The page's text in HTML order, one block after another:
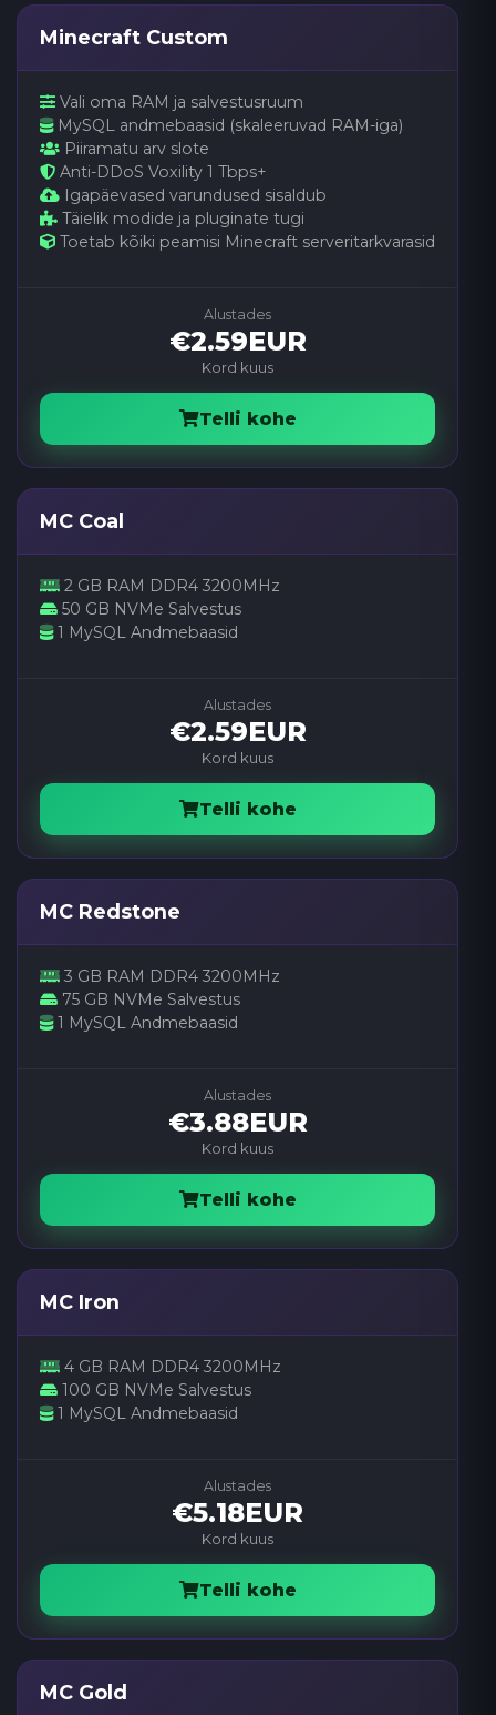
Minecraft Custom
Vali oma RAM ja salvestusruum
MySQL andmebaasid (skaleeruvad RAM-iga)
Piiramatu arv slote
Anti-DDoS Voxility 1 Tbps+
Igapäevased varundused sisaldub
Täielik modide ja pluginate tugi
Toetab kõiki peamisi Minecraft serveritarkvarasid
Alustades
€2.59EUR
Kord kuus
Telli kohe
MC Coal
2 GB RAM DDR4 3200MHz
50 GB NVMe Salvestus
1 MySQL Andmebaasid
Alustades
€2.59EUR
Kord kuus
Telli kohe
MC Redstone
3 GB RAM DDR4 3200MHz
75 GB NVMe Salvestus
1 MySQL Andmebaasid
Alustades
€3.88EUR
Kord kuus
Telli kohe
MC Iron
4 GB RAM DDR4 3200MHz
100 GB NVMe Salvestus
1 MySQL Andmebaasid
Alustades
€5.18EUR
Kord kuus
Telli kohe
MC Gold